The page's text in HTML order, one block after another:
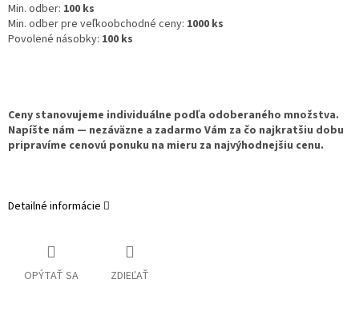
Min. odber: 100 ks
Min. odber pre veľkoobchodné ceny: 1000 ks
Povolené násobky: 100 ks
Ceny stanovujeme individuálne podľa odoberaného množstva.
Napíšte nám — nezáväzne a zadarmo Vám za čo najkratšiu dobu
pripravíme cenovú ponuku na mieru za najvýhodnejšiu cenu.
Detailné informácie
OPÝTAŤ SA ZDIEĽAŤ